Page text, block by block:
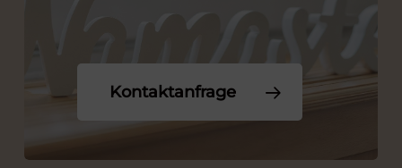
Kontaktanfrage